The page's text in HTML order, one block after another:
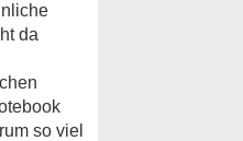
da
so viel